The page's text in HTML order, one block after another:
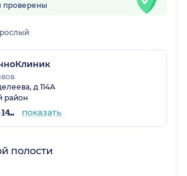
проверены
д 114А
район
+7 (347) 213-14-72 показать
полости